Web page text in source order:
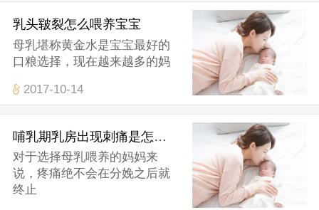
乳头皲裂怎么喂养宝宝
母乳堪称黄金水是宝宝最好的
口粮选择，现在越来越多的妈
2017-10-14
哺乳期乳房出现刺痛是怎么回事？
对于选择母乳喂养的妈妈来
说，疼痛绝不会在分娩之后就
终止